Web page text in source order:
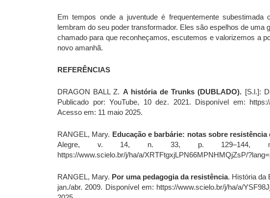
Em tempos onde a juventude é frequentemente
lembram do seu poder transformador. Eles são espelhos de uma
chamado para que reconheçamos, escutemos e valorizemos a
novo amanhã.
REFERÊNCIAS
DRAGON BALL Z. A história de Trunks (DUBLADO). [S.l.]:
Publicado por: YouTube, 10 dez. 2021. Disponível em:
Acesso em: 11 maio 2025.
RANGEL, Mary. Educação e barbárie: notas sobre resistência
Alegre, v. 14, n. 33, p. 129–144,
https://www.scielo.br/j/ha/a/XRTFtgxjLPN66MPNHMQjZsP/
RANGEL, Mary. Por uma pedagogia da resistência. História da
jan./abr. 2009. Disponível em: https://www.scielo.br/j/ha/a/